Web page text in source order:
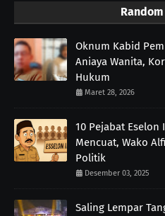
Oknum Kabid
Aniaya Wanita,
Hukum
Maret 28, 2026
10 Pejabat Eselon
Mencuat, Wako
Politik
Desember 03, 2025
Saling Lempar